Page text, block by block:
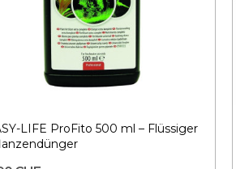
LIFE ProFito 500 ml – Flüssiger